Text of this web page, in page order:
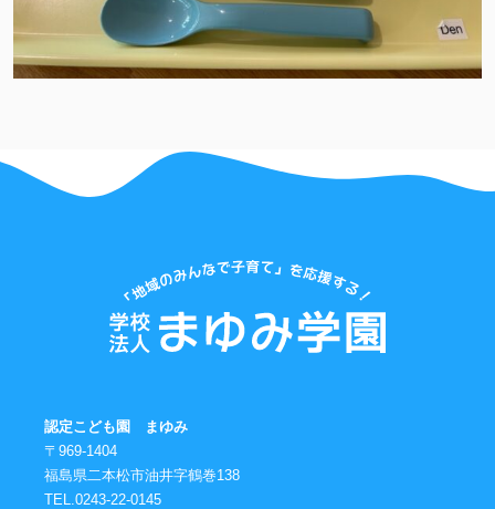
認定こども園 まゆみ
〒969-1404
福島県二本松市油井字鶴巻138
TEL.0243-22-0145